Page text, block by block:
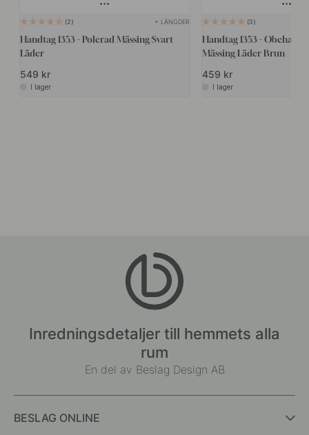
2 + LÄNGDER
Handtag 1353 - Polerad Mässing/Svart
Läder
549 kr
I lager
3
Handtag 1353 -
Mässing/Läder Brun
459 kr
I lager
Inredningsdetaljer till hemmets alla
rum
En del av Beslag Design AB
BESLAG ONLINE